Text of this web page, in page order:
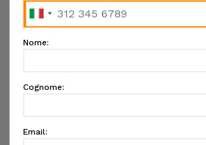
Tap or pinch to expand
LIU JO
T-SHIRT IN COTONE CON STRASS
DESIGNER SKU: